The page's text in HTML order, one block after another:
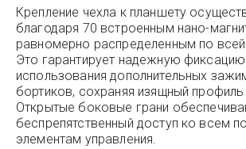
Крепление чехла к планшету
благодаря 70 встроенным нано-
равномерно распределенным по
Это гарантирует надежную
использования дополнительных
бортиков, сохраняя изящный
Открытые боковые грани
беспрепятственный доступ ко всем
элементам управления.